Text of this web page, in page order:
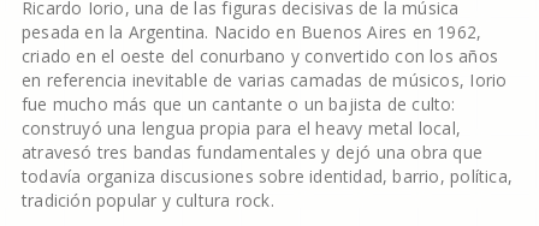
Ricardo Iorio, una de las figuras decisivas de la música
pesada en la Argentina. Nacido en Buenos Aires en 1962,
criado en el oeste del conurbano y convertido con los años
en referencia inevitable de varias camadas de músicos, Iorio
fue mucho más que un cantante o un bajista de culto:
construyó una lengua propia para el heavy metal local,
atravesó tres bandas fundamentales y dejó una obra que
todavía organiza discusiones sobre identidad, barrio, política,
tradición popular y cultura rock.